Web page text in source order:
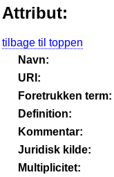
Attribut:
tilbage til toppen
Navn:
URI:
Foretrukken term:
Definition:
Kommentar:
Juridisk kilde:
Multiplicitet: